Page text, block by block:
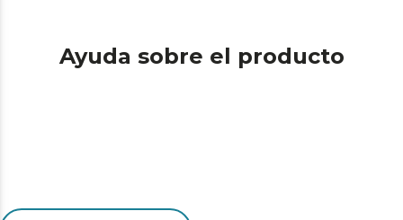
Ayuda sobre el producto